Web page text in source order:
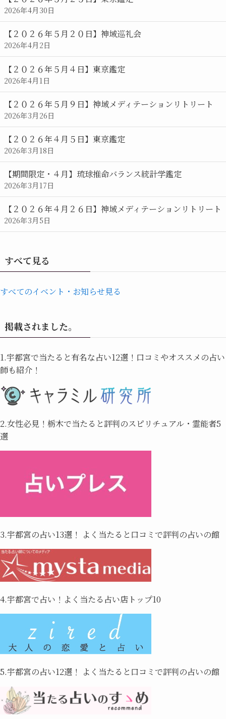
2026年4月30日
【２０２６年５月２０日】神域巡礼会
2026年4月2日
【２０２６年５月４日】東京鑑定
2026年4月1日
【２０２６年５月９日】神域メディテーションリトリート
2026年3月26日
【２０２６年４月５日】東京鑑定
2026年3月18日
【期間限定・４月】琉球推命バランス統計学鑑定
2026年3月17日
【２０２６年４月２６日】神域メディテーションリトリート
2026年3月5日
すべて見る
すべてのイベント・お知らせ見る
掲載されました。
1.宇都宮で当たると有名な占い12選！口コミやオススメの占い
師も紹介！
2.女性必見！栃木で当たると評判のスピリチュアル・霊能者5
選
3.宇都宮の占い13選！ よく当たると口コミで評判の占いの館
4.宇都宮で占い！よく当たる占い店トップ10
5.宇都宮の占い12選！ よく当たると口コミで評判の占いの館